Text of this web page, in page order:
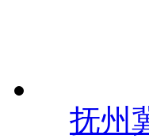
抚州